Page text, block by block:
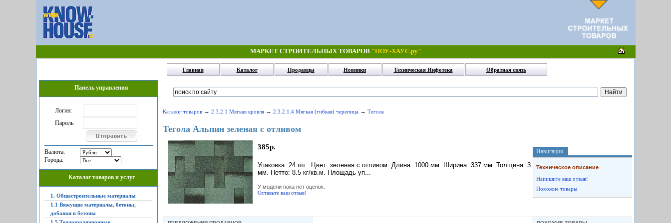
МАРКЕТ СТРОИТЕЛЬНЫХ ТОВАРОВ "НОУ-ХАУС.ру"
Главная Каталог Продавцы Новинки Техническая Инфотека Обратная связь
Панель управления
Логин:
Пароль
Валюта:
Города:
Каталог товаров и услуг
1. Общестроительные материалы
1.1 Вяжущие материалы, бетоны,
добавки в бетоны
Каталог товаров → 2.3.2.1 Мягкая кровля → 2.3.2.1.4 Мягкая (гибкая) черепица → Тегола
Тегола Альпин зеленая с отливом
385р.
Упаковка: 24 шт.. Цвет: зеленая с отливом. Длина: 1000 мм. Ширина: 337 мм. Толщина: 3
мм. Нетто: 8.5 кг/кв.м. Площадь уп...
У модели пока нет оценок.
Оставьте ваш отзыв!
Навигация
Техническое описание
Напишите ваш отзыв!
Похожие товары